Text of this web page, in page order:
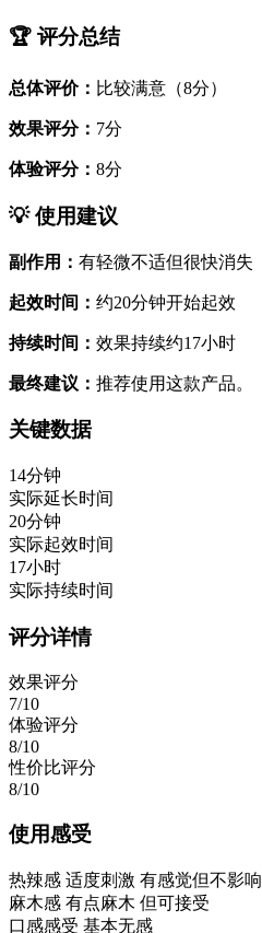
🏆 评分总结
总体评价： 比较满意（8分）
效果评分： 7分
体验评分： 8分
💡 使用建议
副作用： 有轻微不适但很快消失
起效时间： 约20分钟开始起效
持续时间： 效果持续约17小时
最终建议： 推荐使用这款产品。
关键数据
14分钟
实际延长时间
20分钟
实际起效时间
17小时
实际持续时间
评分详情
效果评分
7/10
体验评分
8/10
性价比评分
8/10
使用感受
热辣感 适度刺激 有感觉但不影响
麻木感 有点麻木 但可接受
口感感受 基本无感